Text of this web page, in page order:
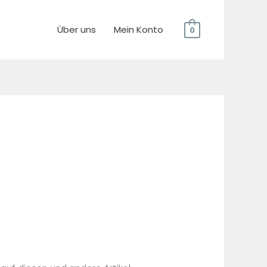
Über uns Mein Konto 0